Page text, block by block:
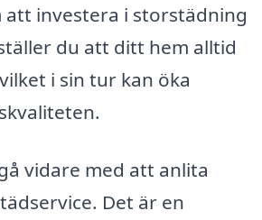
att investera i storstädning
du att ditt hem alltid
i sin tur kan öka
vidare med att anlita
Det är en